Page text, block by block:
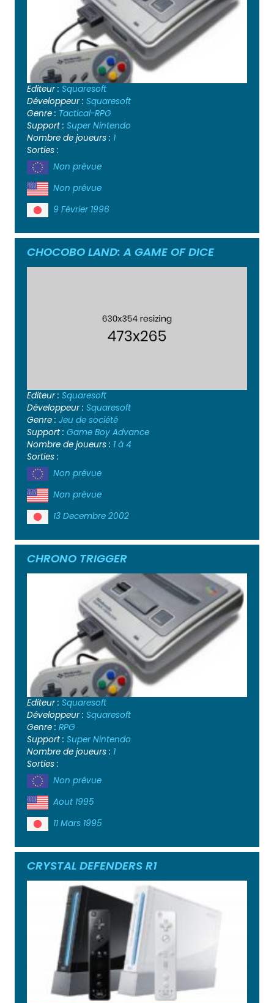
Editeur : Squaresoft
Développeur : Squaresoft
Genre : Tactical-RPG
Support : Super Nintendo
Nombre de joueurs : 1
Sorties :
Non prévue
Non prévue
9 Février 1996
CHOCOBO LAND: A GAME OF DICE
Editeur : Squaresoft
Développeur : Squaresoft
Genre : Jeu de société
Support : Game Boy Advance
Nombre de joueurs : 1 à 4
Sorties :
Non prévue
Non prévue
13 Decembre 2002
CHRONO TRIGGER
Editeur : Squaresoft
Développeur : Squaresoft
Genre : RPG
Support : Super Nintendo
Nombre de joueurs : 1
Sorties :
Non prévue
Aout 1995
11 Mars 1995
CRYSTAL DEFENDERS R1